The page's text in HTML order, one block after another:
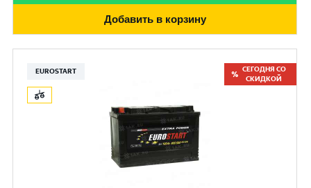
Добавить в корзину
EUROSTART
СЕГОДНЯ СО
СКИДКОЙ